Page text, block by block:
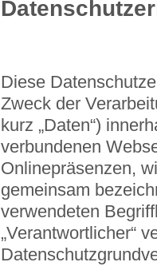
Diese
Zweck der
kurz „Daten“)
verbundenen
Onlinepräsenzen,
gemeinsam
verwendeten
„Verantwortlicher“